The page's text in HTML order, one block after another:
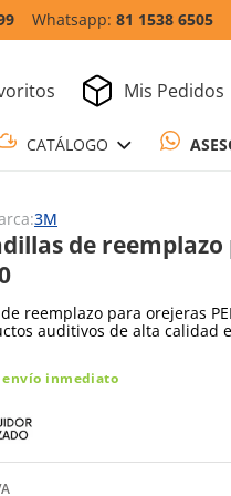
81 1538 6505
Mis Pedidos
3M
de
reemplazo para orejeras
auditivos de alta calidad
inmediato